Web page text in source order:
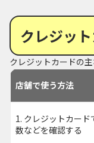
クレジッ
クレジットカードの
店舗で使う方法
1. クレジットカー
数などを確認する